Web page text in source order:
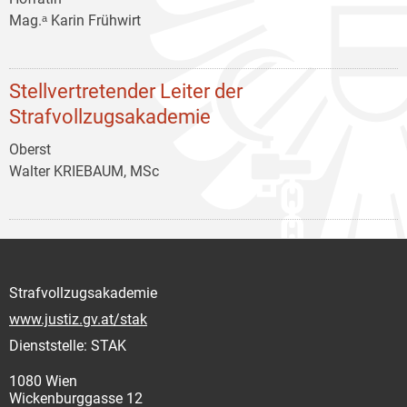
Mag.ᵃ Karin Frühwirt
Stellvertretender Leiter der
Strafvollzugsakademie
Oberst
Walter KRIEBAUM, MSc
Strafvollzugsakademie
www.justiz.gv.at/stak
Dienststelle: STAK
1080 Wien
Wickenburggasse 12